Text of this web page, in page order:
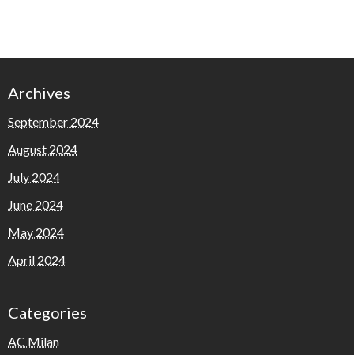
Archives
September 2024
August 2024
July 2024
June 2024
May 2024
April 2024
Categories
AC Milan